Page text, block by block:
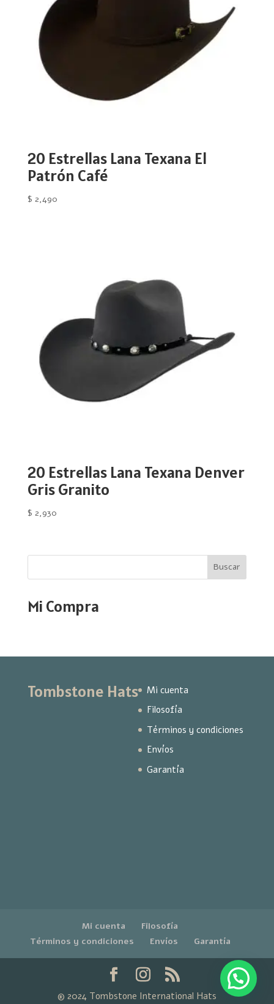
20 Estrellas Lana Texana El
Patrón Café
$ 2,490
20 Estrellas Lana Texana Denver
Gris Granito
$ 2,930
Buscar
Mi Compra
Tombstone Hats
Mi cuenta
Filosofía
Términos y condiciones
Envíos
Garantía
Mi cuenta
Filosofía
Términos y condiciones
Envíos Garantía
® 2024 Tombstone International Hats